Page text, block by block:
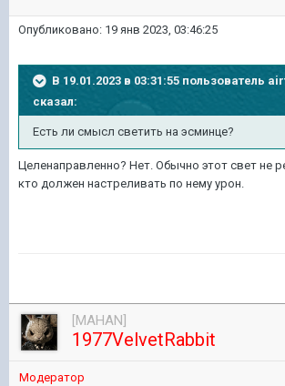
Опубликовано: 19 янв 2023, 03:46:25
В 19.01.2023 в 03:31:55 пользователь
сказал:
Есть ли смысл светить на эсминце?
Целенаправленно? Нет. Обычно этот свет не
кто должен настреливать по нему урон.
[MAHAN]
1977VelvetRabbit
Модератор